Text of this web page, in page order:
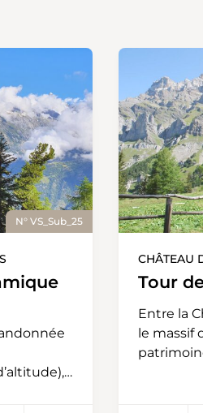
N° VS_Sub_25
CHÂTEAU
Tour
Entre la
le massif